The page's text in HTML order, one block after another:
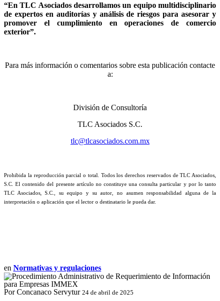
“En TLC Asociados desarrollamos un equipo multidisciplinario
de expertos en auditorías y análisis de riesgos para asesorar y
promover el cumplimiento en operaciones de comercio
exterior”.
Para más información o comentarios sobre esta publicación contacte
a:
División de Consultoría
TLC Asociados S.C.
tlc@tlcasociados.com.mx
Prohibida la reproducción parcial o total. Todos los derechos reservados de TLC Asociados,
S.C. El contenido del presente artículo no constituye una consulta particular y por lo tanto
TLC Asociados, S.C., su equipo y su autor, no asumen responsabilidad alguna de la
interpretación o aplicación que el lector o destinatario le pueda dar.
en Normativas y regulaciones
Por Concanaco Servytur 24 de abril de 2025